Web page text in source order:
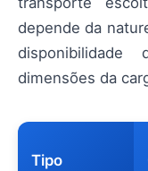
depende da
dimensões da
Tipo